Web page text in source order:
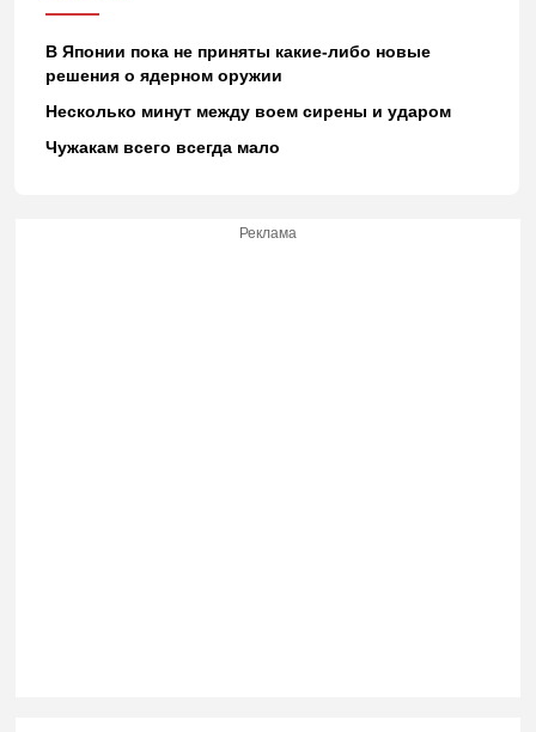
В Японии пока не приняты какие-либо новые
решения о ядерном оружии
Несколько минут между воем сирены и ударом
Чужакам всего всегда мало
Реклама